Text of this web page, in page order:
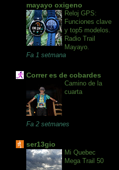
mayayo oxigeno
Reloj GPS:
Funciones clave
y top5 modelos.
Radio Trail
Mayayo.
Fa 1 setmana
Correr es de cobardes
Camino de la
cuarta
Fa 2 setmanes
ser13gio
Mi Quebec
Mega Trail 50